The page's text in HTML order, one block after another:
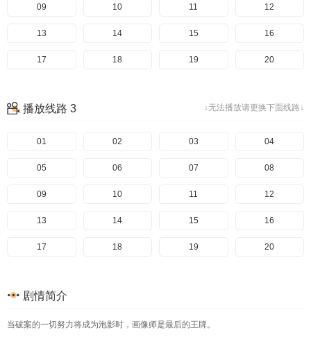
09 10 11 12
13 14 15 16
17 18 19 20
↓无法播放请更换下面线路↓
播放线路 3
01 02 03 04
05 06 07 08
09 10 11 12
13 14 15 16
17 18 19 20
剧情简介
当破案的一切努力将成为泡影时，画像师是最后的王牌。